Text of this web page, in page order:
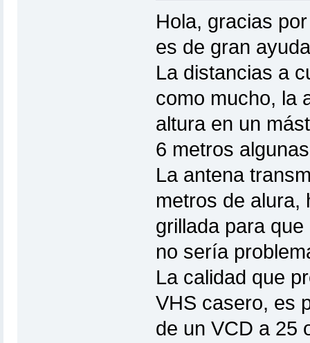
Hola, gracias
es de gran
La distancias a
como mucho, la
altura en un
6 metros
La antena
metros de alura,
grillada para
no sería
La calidad que
VHS casero, es
de un VCD a 25